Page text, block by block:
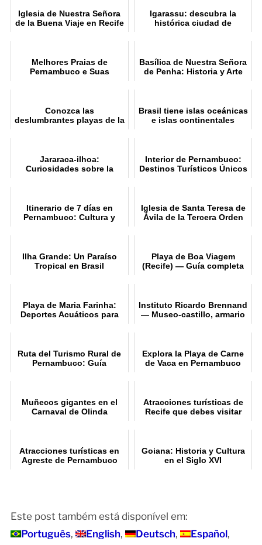
Iglesia de Nuestra Señora
de la Buena Viaje en Recife
Igarassu: descubra la
histórica ciudad de
Melhores Praias de
Pernambuco e Suas
Basílica de Nuestra Señora
de Penha: Historia y Arte
Conozca las
deslumbrantes playas de la
Brasil tiene islas oceánicas
e islas continentales
Jararaca-ilhoa:
Curiosidades sobre la
Interior de Pernambuco:
Destinos Turísticos Únicos
Itinerario de 7 días en
Pernambuco: Cultura y
Iglesia de Santa Teresa de
Ávila de la Tercera Orden
Ilha Grande: Un Paraíso
Tropical en Brasil
Playa de Boa Viagem
(Recife) — Guía completa
Playa de Maria Farinha:
Deportes Acuáticos para
Instituto Ricardo Brennand
— Museo-castillo, armario
Ruta del Turismo Rural de
Pernambuco: Guía
Explora la Playa de Carne
de Vaca en Pernambuco
Muñecos gigantes en el
Carnaval de Olinda
Atracciones turísticas de
Recife que debes visitar
Atracciones turísticas en
Agreste de Pernambuco
Goiana: Historia y Cultura
en el Siglo XVI
Este post também está disponível em:
Português
English Deutsch
Español